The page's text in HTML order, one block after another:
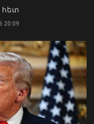
և
հետ
20:09